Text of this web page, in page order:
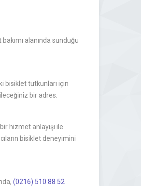
alanında sunduğu
bisiklet tutkunları için
bir adres.
hizmet anlayışı ile
bisiklet deneyimini
(0216) 510 88 52